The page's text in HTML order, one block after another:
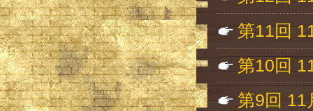
第11回
第10回
第9回 11